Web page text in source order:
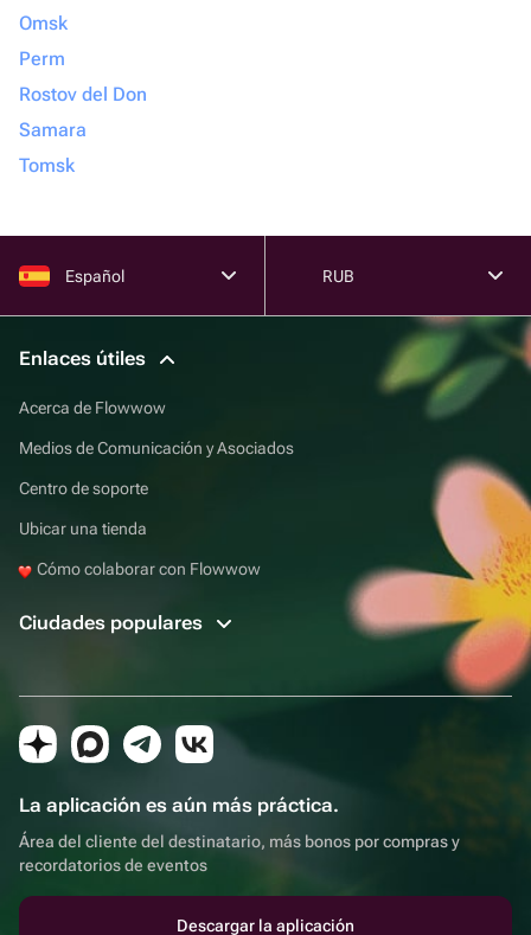
Omsk
Perm
Rostov del Don
Samara
Tomsk
Español RUB
Enlaces útiles
Acerca de Flowwow
Medios de Comunicación y Asociados
Centro de soporte
Ubicar una tienda
Cómo colaborar con Flowwow
Ciudades populares
La aplicación es aún más práctica.
Área del cliente del destinatario, más bonos por compras y
recordatorios de eventos
Descargar la aplicación